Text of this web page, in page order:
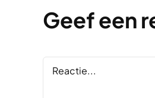
Geef een
Reactie